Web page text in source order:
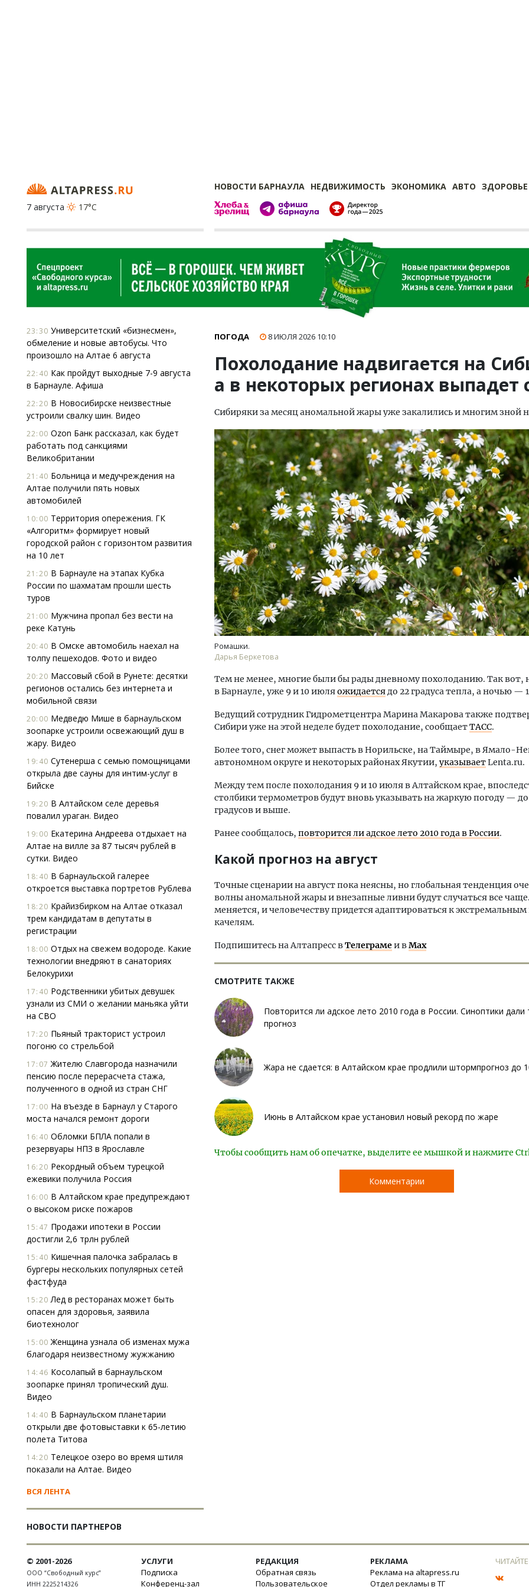
НОВОСТИ БАРНАУЛА НЕДВИЖИМОСТЬ ЭКОНОМИКА АВТО ЗДОРОВЬЕ
7 августа
17°C
23:30 Университетский «бизнесмен»,
обмеление и новые автобусы. Что
произошло на Алтае 6 августа
22:40 Как пройдут выходные 7-9 августа
в Барнауле. Афиша
22:20 В Новосибирске неизвестные
устроили свалку шин. Видео
22:00 Ozon Банк рассказал, как будет
работать под санкциями
Великобритании
21:40 Больница и медучреждения на
Алтае получили пять новых
автомобилей
10:00 Территория опережения. ГК
«Алгоритм» формирует новый
городской район с горизонтом развития
на 10 лет
21:20 В Барнауле на этапах Кубка
России по шахматам прошли шесть
туров
21:00 Мужчина пропал без вести на
реке Катунь
20:40 В Омске автомобиль наехал на
толпу пешеходов. Фото и видео
20:20 Массовый сбой в Рунете: десятки
регионов остались без интернета и
мобильной связи
20:00 Медведю Мише в барнаульском
зоопарке устроили освежающий душ в
жару. Видео
19:40 Сутенерша с семью помощницами
открыла две сауны для интим-услуг в
Бийске
19:20 В Алтайском селе деревья
повалил ураган. Видео
19:00 Екатерина Андреева отдыхает на
Алтае на вилле за 87 тысяч рублей в
сутки. Видео
18:40 В барнаульской галерее
откроется выставка портретов Рублева
18:20 Крайизбирком на Алтае отказал
трем кандидатам в депутаты в
регистрации
18:00 Отдых на свежем водороде. Какие
технологии внедряют в санаториях
Белокурихи
17:40 Родственники убитых девушек
узнали из СМИ о желании маньяка уйти
на СВО
17:20 Пьяный тракторист устроил
погоню со стрельбой
17:07 Жителю Славгорода назначили
пенсию после перерасчета стажа,
полученного в одной из стран СНГ
17:00 На въезде в Барнаул у Старого
моста начался ремонт дороги
16:40 Обломки БПЛА попали в
резервуары НПЗ в Ярославле
16:20 Рекордный объем турецкой
ежевики получила Россия
16:00 В Алтайском крае предупреждают
о высоком риске пожаров
15:47 Продажи ипотеки в России
достигли 2,6 трлн рублей
15:40 Кишечная палочка забралась в
бургеры нескольких популярных сетей
фастфуда
15:20 Лед в ресторанах может быть
опасен для здоровья, заявила
биотехнолог
15:00 Женщина узнала об изменах мужа
благодаря неизвестному жужжанию
14:46 Косолапый в барнаульском
зоопарке принял тропический душ.
Видео
14:40 В Барнаульском планетарии
открыли две фотовыставки к 65-летию
полета Титова
14:20 Телецкое озеро во время штиля
показали на Алтае. Видео
ВСЯ ЛЕНТА
НОВОСТИ ПАРТНЕРОВ
ПОГОДА 8 ИЮЛЯ 2026 10:10
Похолодание надвигается на
а в некоторых регионах выпадет
Сибиряки за месяц аномальной жары уже закалились и многим зной
Ромашки.
Дарья Беркетова
Тем не менее, многие были бы рады дневному похолоданию. Так вот,
в Барнауле, уже 9 и 10 июляожидаетсядо 22 градуса тепла, а ночью —
Ведущий сотрудник Гидрометцентра Марина Макарова также
Сибири уже на этой неделе будет похолодание, сообщаетТАСС.
Более того, снег может выпасть в Норильске, на Таймыре, в Ямало-
автономном округе и некоторых районах Якутии, указываетLenta.ru.
Между тем после похолодания 9 и 10 июля в Алтайском крае,
столбики термометров будут вновь указывать на жаркую погоду — до
градусов и выше.
Ранее сообщалось, повторится ли адское лето 2010 года в России.
Какой прогноз на август
Точные сценарии на август пока неясны, но глобальная тенденция
волны аномальной жары и внезапные ливни будут случаться все
меняется, и человечеству придется адаптироваться к
качелям.
Подпишитесь на Алтапресс вТелеграмеи вMax
СМОТРИТЕ ТАКЖЕ
Повторится ли адское лето 2010 года в России. Синоптики
прогноз
Жара не сдается: в Алтайском крае продлили штормпрогноз до
Июнь в Алтайском крае установил новый рекорд по жаре
Чтобы сообщить нам об опечатке, выделите ее мышкой и нажмите
Комментарии
Смелость архитектурных
СТРОИТЕЛЬСТВО
© 2001-2026
ООО “Свободный курс”
ИНН 2225214326
УСЛУГИ
Подписка
Конференц-зал
РЕДАКЦИЯ
Обратная связь
Пользовательское
РЕКЛАМА
Реклама на altapress.ru
Отдел рекламы в ТГ